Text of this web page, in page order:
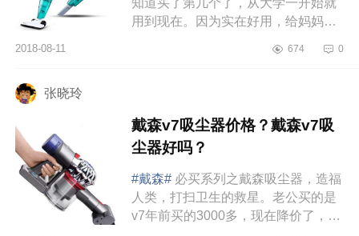
用到现在。因为实在好用，给妈妈，
价中的战斗机，而且几乎挑不出任...
2018-08-11 674 0
张晓玲
戴森v7吸尘器价格？戴森v7吸
尘器好吗？
#戴森# 必买系列之戴森吸尘器，造福
人类，打扫卫生的救星。老公买的是
v7年前买的3000多，现在降价了，可